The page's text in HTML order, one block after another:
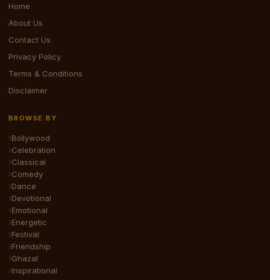
Home
About Us
Contact Us
Privacy Policy
Terms & Conditions
Disclaimer
BROWSE BY
Bollywood
Celebration
Classical
Comedy
Dance
Devotional
Emotional
Energetic
Festival
Friendship
Ghazal
Inspirational